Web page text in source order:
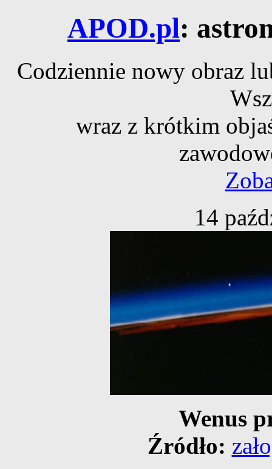
APOD.pl:
Codziennie nowy obraz
wraz z krótkim
14
Wenus
Źródło: